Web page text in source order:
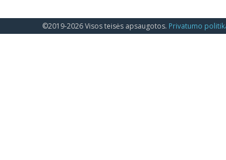
©2019-2026 Visos teisės apsaugotos. Privatumo